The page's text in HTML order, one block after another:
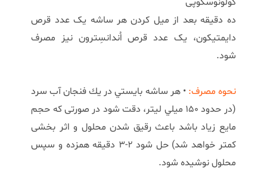
ده دقیقه بعد از میل کردن هر ساشه یک عدد قرص
دایمتیکون، یک عدد قرص اُندانسِترون نیز مصرف
شود.
نحوه مصرف: • هر ساشه بايستي در يك فنجان آب سرد
(در حدود 150 ميلي ليتر، دقت شود در صورتی که حجم
مایع زیاد باشد باعث رقیق شدن محلول و اثر بخشی
کمتر خواهد شد) حل شود 2-3 دقيقه همزده و سپس
محلول نوشیده شود.